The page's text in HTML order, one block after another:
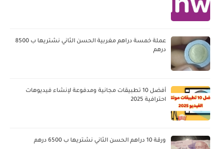
عملة خمسة دراهم مغربية الحسن الثاني نشتريها ب 8500
درهم
أفضل 10 تطبيقات مجانية ومدفوعة لإنشاء فيديوهات
احترافية 2025
ورقة 10 دراهم الحسن الثاني نشتريها ب 6500 درهم